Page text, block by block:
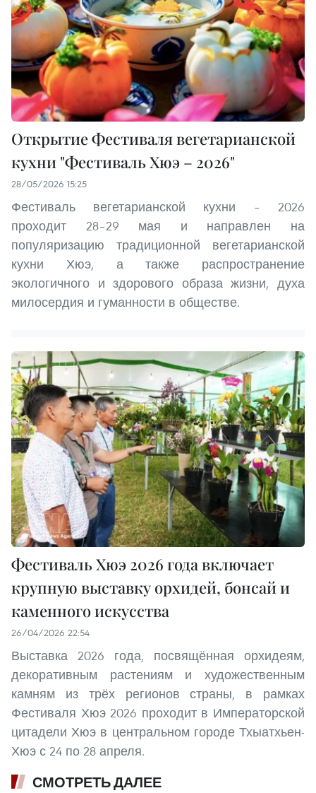
Открытие Фестиваля вегетарианской
кухни "Фестиваль Хюэ – 2026"
28/05/2026 15:25
Фестиваль вегетарианской кухни – 2026
проходит 28–29 мая и направлен на
популяризацию традиционной вегетарианской
кухни Хюэ, а также распространение
экологичного и здорового образа жизни, духа
милосердия и гуманности в обществе.
Фестиваль Хюэ 2026 года включает
крупную выставку орхидей, бонсай и
каменного искусства
26/04/2026 22:54
Выставка 2026 года, посвящённая орхидеям,
декоративным растениям и художественным
камням из трёх регионов страны, в рамках
Фестиваля Хюэ 2026 проходит в Императорской
цитадели Хюэ в центральном городе Тхыатхьен-
Хюэ с 24 по 28 апреля.
СМОТРЕТЬ ДАЛЕЕ